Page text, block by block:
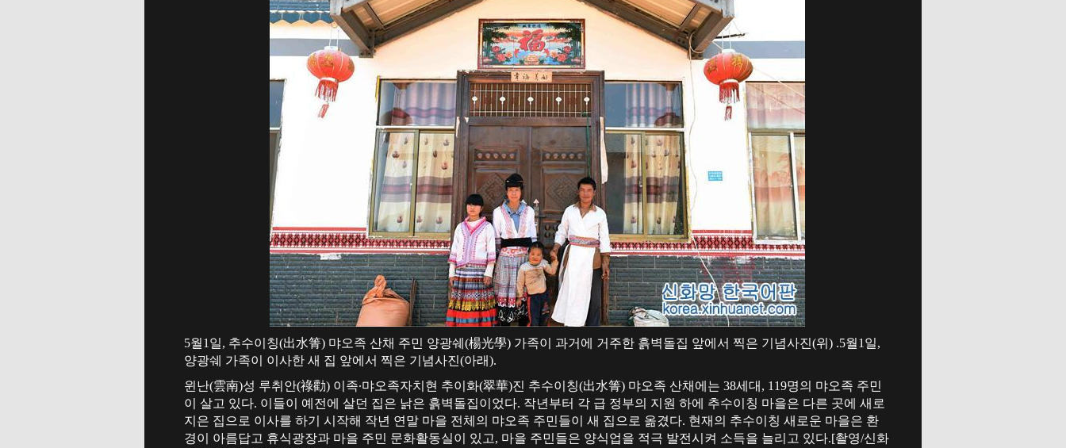
5월1일, 추수이칭(出水箐) 먀오족 산채 주민 양광쉐(楊光學) 가족이 과거에 거주한 흙벽돌집 앞에서 찍은 기념사진(위) .5월1일,
양광쉐 가족이 이사한 새 집 앞에서 찍은 기념사진(아래).
윈난(雲南)성 루취안(祿勸) 이족∙먀오족자치현 추이화(翠華)진 추수이칭(出水箐) 먀오족 산채에는 38세대, 119명의 먀오족 주민
이 살고 있다. 이들이 예전에 살던 집은 낡은 흙벽돌집이었다. 작년부터 각 급 정부의 지원 하에 추수이칭 마을은 다른 곳에 새로
지은 집으로 이사를 하기 시작해 작년 연말 마을 전체의 먀오족 주민들이 새 집으로 옮겼다. 현재의 추수이칭 새로운 마을은 환
경이 아름답고 휴식광장과 마을 주민 문화활동실이 있고, 마을 주민들은 양식업을 적극 발전시켜 소득을 늘리고 있다.[촬영/신화